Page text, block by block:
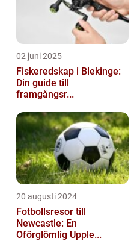
02 juni 2025
Fiskeredskap i Blekinge:
Din guide till
framgångsr...
20 augusti 2024
Fotbollsresor till
Newcastle: En
Oförglömlig Upple...